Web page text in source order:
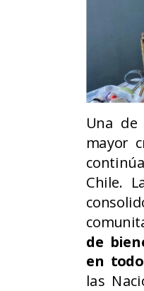
Una
mayor
Chile.
de
en
las